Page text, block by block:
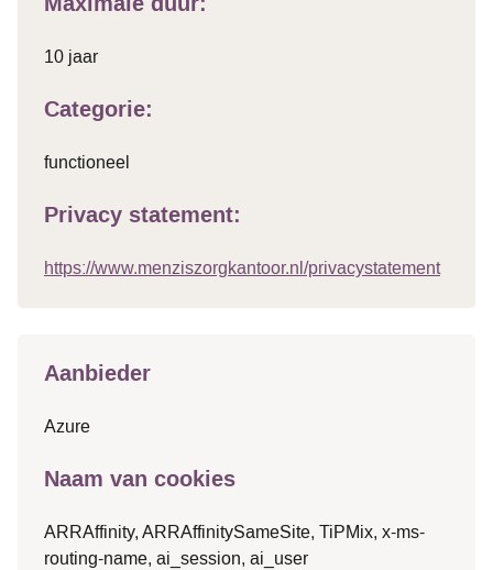
10 jaar
Categorie:
functioneel
Privacy statement:
https://www.menziszorgkantoor.nl/privacystatement
Aanbieder
Azure
Naam van cookies
ARRAffinity, ARRAffinitySameSite, TiPMix, x-ms-
routing-name, ai_session, ai_user